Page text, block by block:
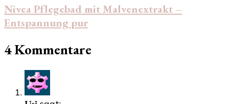
Nivea Pflegebad mit Malvenextrakt –
Entspannung pur
4 Kommentare